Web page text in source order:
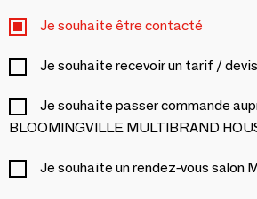
Je souhaite être contacté
Je souhaite recevoir un tarif / devis
Je souhaite passer commande
BLOOMINGVILLE MULTIBRAND
Je souhaite un rendez-vous salon